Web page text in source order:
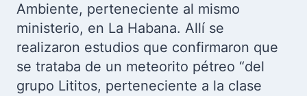
Ambiente, perteneciente al mismo
ministerio, en La Habana. Allí se
realizaron estudios que confirmaron que
se trataba de un meteorito pétreo “del
grupo Lititos, perteneciente a la clase